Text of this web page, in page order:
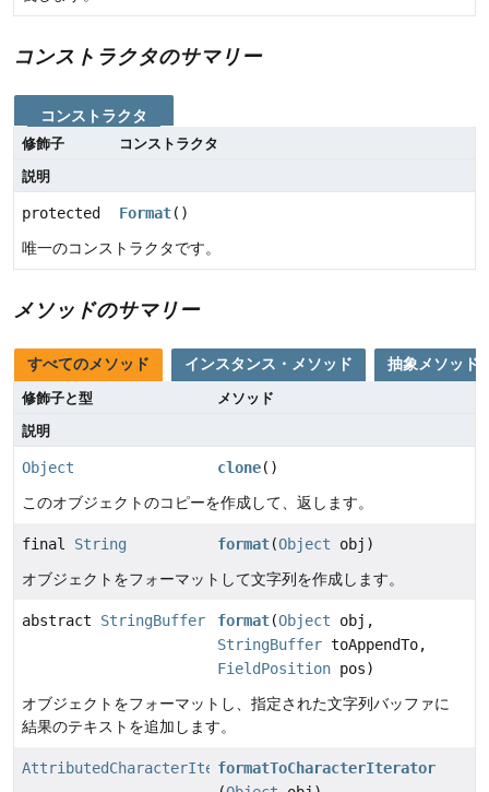
コンストラクタのサマリー
コンストラクタ
修飾子
コンストラクタ
説明
protected Format()
唯一のコンストラクタです。
メソッドのサマリー
すべてのメソッド インスタンス・メソッド 抽象メソッド
修飾子と型
メソッド
説明
Object clone()
このオブジェクトのコピーを作成して、返します。
final String format(Object obj)
オブジェクトをフォーマットして文字列を作成します。
abstract StringBuffer format(Object obj,
StringBuffer toAppendTo,
FieldPosition pos)
オブジェクトをフォーマットし、指定された文字列バッファに
結果のテキストを追加します。
AttributedCharacterIteratorformatToCharacterIterator